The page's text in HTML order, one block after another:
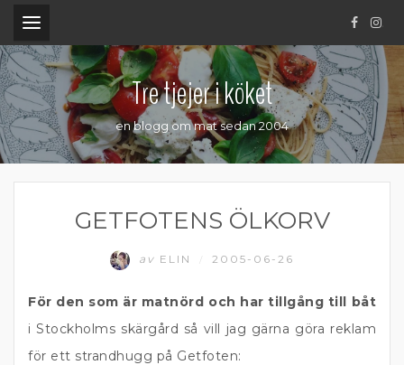
.
Tre tjejer i köket
en blogg om mat sedan 2004
GETFOTENS ÖLKORV
av ELIN 2005-06-26
För den som är matnörd och har tillgång till båt
i Stockholms skärgård så vill jag gärna göra reklam
för ett strandhugg på Getfoten: